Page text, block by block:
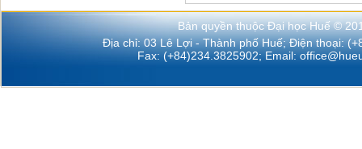
Bản quyền thuộc Đại học Huế ©
Địa chỉ: 03 Lê Lợi - Thành phố Huế; Điện thoại:
Fax: (+84)234.3825902; Email: